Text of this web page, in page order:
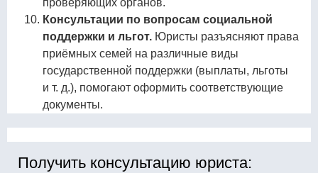
проверяющих органов.
Консультации по вопросам социальной
поддержки и льгот. Юристы разъясняют права
приёмных семей на различные виды
государственной поддержки (выплаты, льготы
и т. д.), помогают оформить соответствующие
документы.
Получить консультацию юриста: